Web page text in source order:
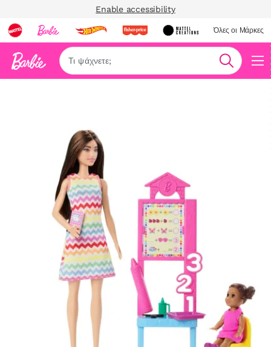
Enable accessibility
Όλες οι Μάρκες